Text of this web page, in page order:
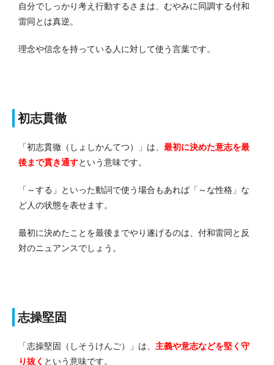
自分でしっかり考え行動するさまは、むやみに同調する付和
雷同とは真逆。
理念や信念を持っている人に対して使う言葉です。
初志貫徹
「初志貫徹（しょしかんてつ）」は、 最初に決めた意志を最
後まで貫き通すという意味です。
「～する」といった動詞で使う場合もあれば「～な性格」な
ど人の状態を表せます。
最初に決めたことを最後までやり遂げるのは、付和雷同と反
対のニュアンスでしょう。
志操堅固
「志操堅固（しそうけんご）」は、 主義や意志などを堅く守
り抜く という意味です。